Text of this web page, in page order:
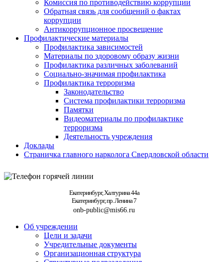
Комиссия по противодействию коррупции
Обратная связь для сообщений о фактах
коррупции
Антикоррупционное просвещение
Профилактические материалы
Профилактика зависимостей
Материалы по здоровому образу жизни
Профилактика различных заболеваний
Социально-значимая профилактика
Профилактика терроризма
Законодательство
Система профилактики терроризма
Памятки
Видеоматериалы по профилактике
терроризма
Деятельность учреждения
Доклады
Страничка главного нарколога Свердловской области
Екатеринбург, Халтурина 44а
Екатеринбург, пр. Ленина 7
onb-public@mis66.ru
Об учреждении
Цели и задачи
Учредительные документы
Организационная структура